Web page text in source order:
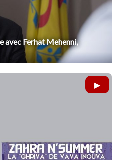
avec Ferhat Mehenni,